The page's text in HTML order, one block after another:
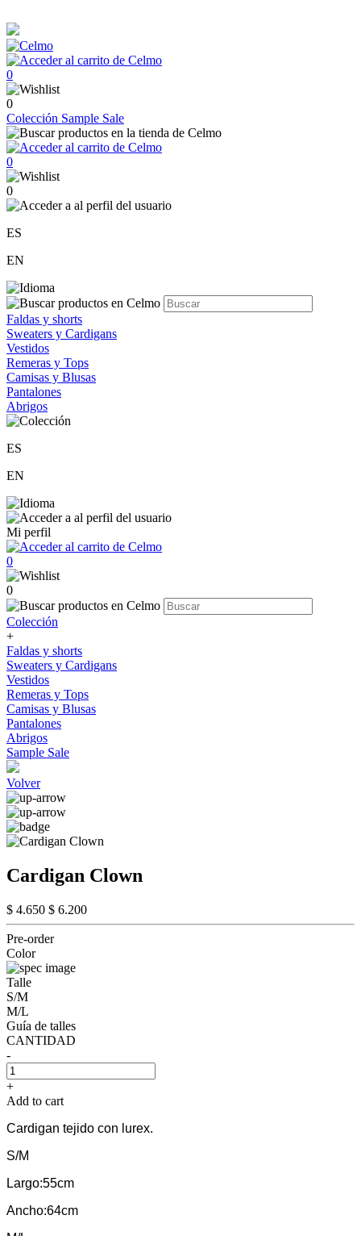
0
0
Colección Sample Sale
0
0
ES
EN
Faldas y shorts
Sweaters y Cardigans
Vestidos
Remeras y Tops
Camisas y Blusas
Pantalones
Abrigos
ES
EN
Mi perfil
0
0
Colección
+
Faldas y shorts
Sweaters y Cardigans
Vestidos
Remeras y Tops
Camisas y Blusas
Pantalones
Abrigos
Sample Sale
Volver
Cardigan Clown
$ 4.650 $ 6.200
Pre-order
Color
Talle
S/M
M/L
Guía de talles
CANTIDAD
-
+
Add to cart
Cardigan tejido con lurex.
S/M
Largo:55cm
Ancho:64cm